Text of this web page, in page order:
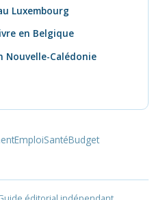
Luxembourg
en Belgique
Nouvelle-Calédonie
EmploiSantéBudget